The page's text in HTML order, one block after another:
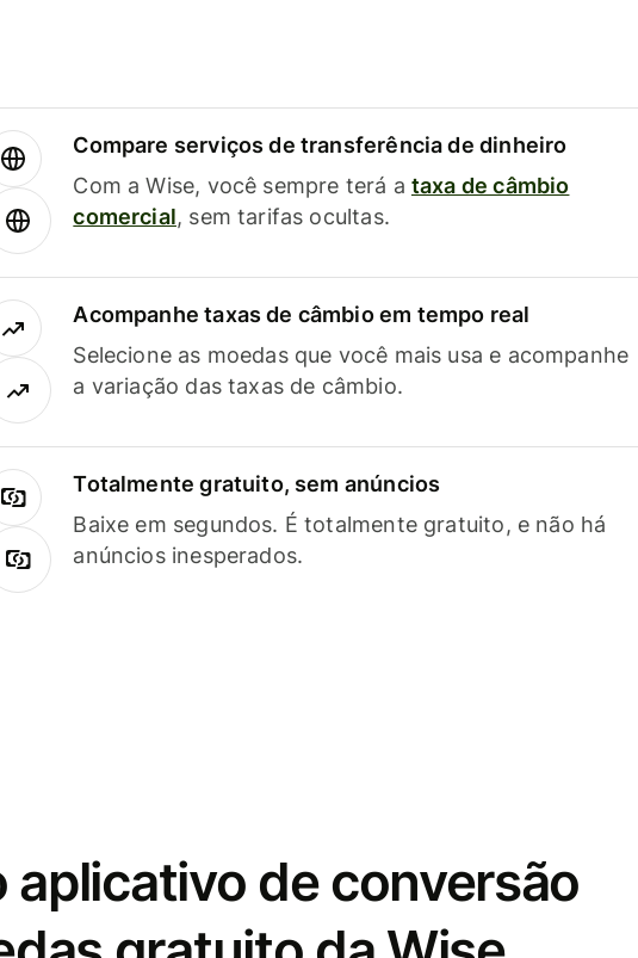
Compare serviços de transferência de dinheiro
Com a Wise, você sempre terá a taxa de câmbio
comercial, sem tarifas ocultas.
Acompanhe taxas de câmbio em tempo real
Selecione as moedas que você mais usa e acompanhe
a variação das taxas de câmbio.
Totalmente gratuito, sem anúncios
Baixe em segundos. É totalmente gratuito, e não há
anúncios inesperados.
aplicativo de conversão